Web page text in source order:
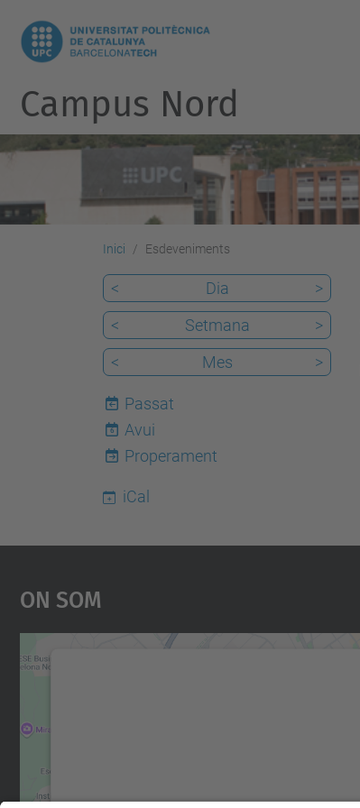
Campus Nord
Inici Esdeveniments
< Dia
>
<
Setmana
>
<
Mes >
Passat
6
Avui
Properament
iCal
On Som